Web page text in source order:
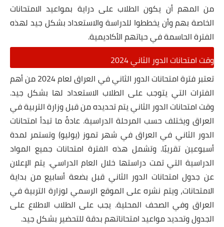
من المهم أن يكون الطلاب على دراية بمواعيد الامتحانات
الخاصة بهم وأن يخططوا للدراسة والاستعداد بشكل جيد لهذه
الفترة الحاسمة في حياتهم الأكاديمية.
وقت امتحانات الدور الثاني 2024
تعتبر فترة امتحانات الدور الثاني في العراق لعام 2024 من أهم
الفترات التي يتوجب على الطلاب الاستعداد لها بشكل جيد.
وقت امتحانات الدور الثاني يتم تحديده من قبل وزارة التربية في
العراق ويختلف حسب المرحلة الدراسية. عادةً ما تبدأ امتحانات
الدور الثاني في العراق في شهر تموز (يوليو) وتستمر لمدة
أسبوعين تقريبًا. وتشمل هذه الفترة امتحانات جميع المواد
الدراسية التي تمت دراستها خلال العام الدراسي. يتم الإعلان
عن جدول امتحانات الدور الثاني قبل بضعة أسابيع من بداية
الامتحانات، ويتم نشره على الموقع الرسمي لوزارة التربية في
العراق وفي الصحف المحلية. يجب على الطلاب الاطلاع على
الجدول وتحديد مواعيد امتحاناتهم بدقة للتحضير بشكل جيد.